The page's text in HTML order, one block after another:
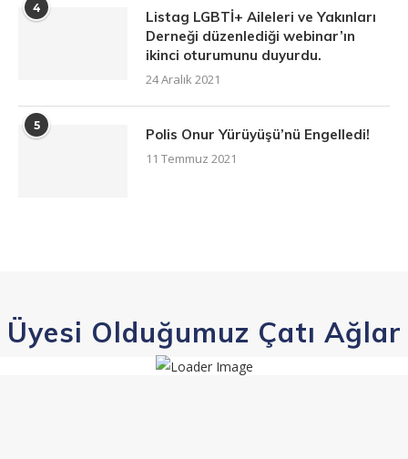
4
Listag LGBTİ+ Aileleri ve Yakınları
Derneği düzenlediği webinar’ın
ikinci oturumunu duyurdu.
24 Aralık 2021
5
Polis Onur Yürüyüşü’nü Engelledi!
11 Temmuz 2021
Üyesi Olduğumuz Çatı Ağlar